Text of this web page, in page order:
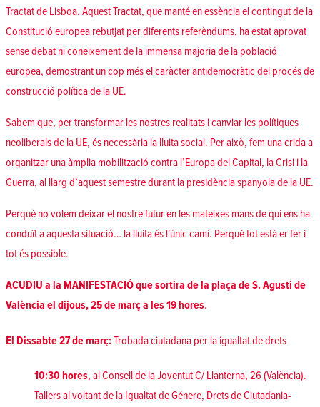
Tractat de Lisboa. Aquest Tractat, que manté en essència el contingut de la
Constitució europea rebutjat per diferents referèndums, ha estat aprovat
sense debat ni coneixement de la immensa majoria de la població
europea, demostrant un cop més el caràcter antidemocràtic del procés de
construcció política de la UE.
Sabem que, per transformar les nostres realitats i canviar les polítiques
neoliberals de la UE, és necessària la lluita social. Per això, fem una crida a
organitzar una àmplia mobilització contra l’Europa del Capital, la Crisi i la
Guerra, al llarg d’aquest semestre durant la presidència spanyola de la UE.
Perquè no volem deixar el nostre futur en les mateixes mans de qui ens ha
conduït a aquesta situació… la lluita és l'únic camí. Perquè tot està er fer i
tot és possible.
ACUDIU a la MANIFESTACIÓ que sortira de la plaça de S. Agusti de
València el dijous, 25 de març a les 19 hores.
El Dissabte 27 de març:Trobada ciutadana per la igualtat de drets
10:30 hores, al Consell de la Joventut C/ Llanterna, 26 (València).
Tallers al voltant de la Igualtat de Génere, Drets de Ciutadania-